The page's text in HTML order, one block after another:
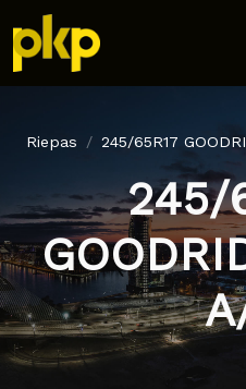
Riepas 245/65R17
245/